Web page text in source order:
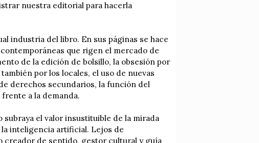
nuestra editorial para hacerla
industria del libro. En sus páginas se hace
que rigen el mercado de
de la edición de bolsillo, la obsesión por
por los locales, el uso de nuevas
derechos secundarios, la función del
a la demanda.
el valor insustituible de la mirada
inteligencia artificial. Lejos de
creador de sentido, gestor cultural y guía